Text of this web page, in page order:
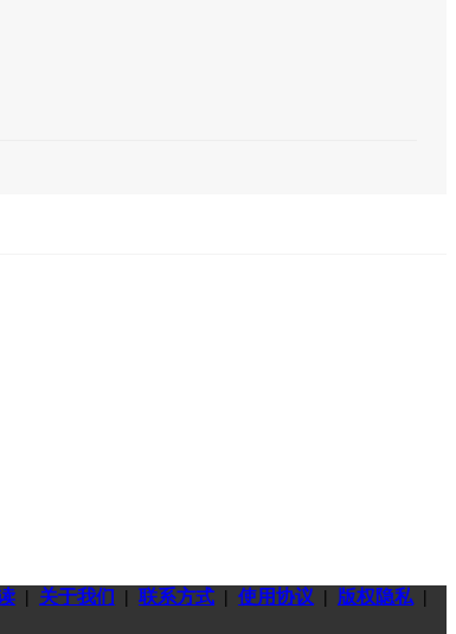
| 关于我们 | 联系方式 | 使用协议 | 版权隐私 |